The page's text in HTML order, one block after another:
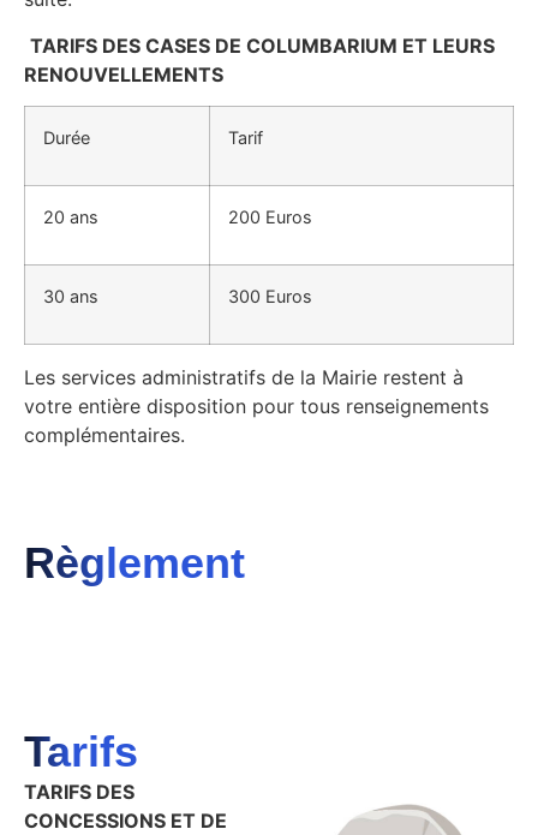
TARIFS DES CASES DE COLUMBARIUM ET LEURS
RENOUVELLEMENTS
Durée Tarif
20 ans 200 Euros
30 ans 300 Euros
Les services administratifs de la Mairie restent à
votre entière disposition pour tous renseignements
complémentaires.
Règlement
Tarifs
TARIFS DES
CONCESSIONS ET DE